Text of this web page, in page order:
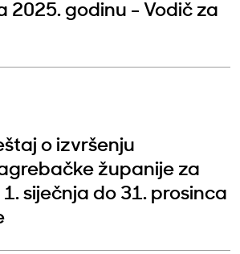
2025. godinu - Vodič za
o izvršenju
županije za
siječnja do 31. prosinca